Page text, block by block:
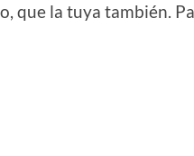
que la tuya también.